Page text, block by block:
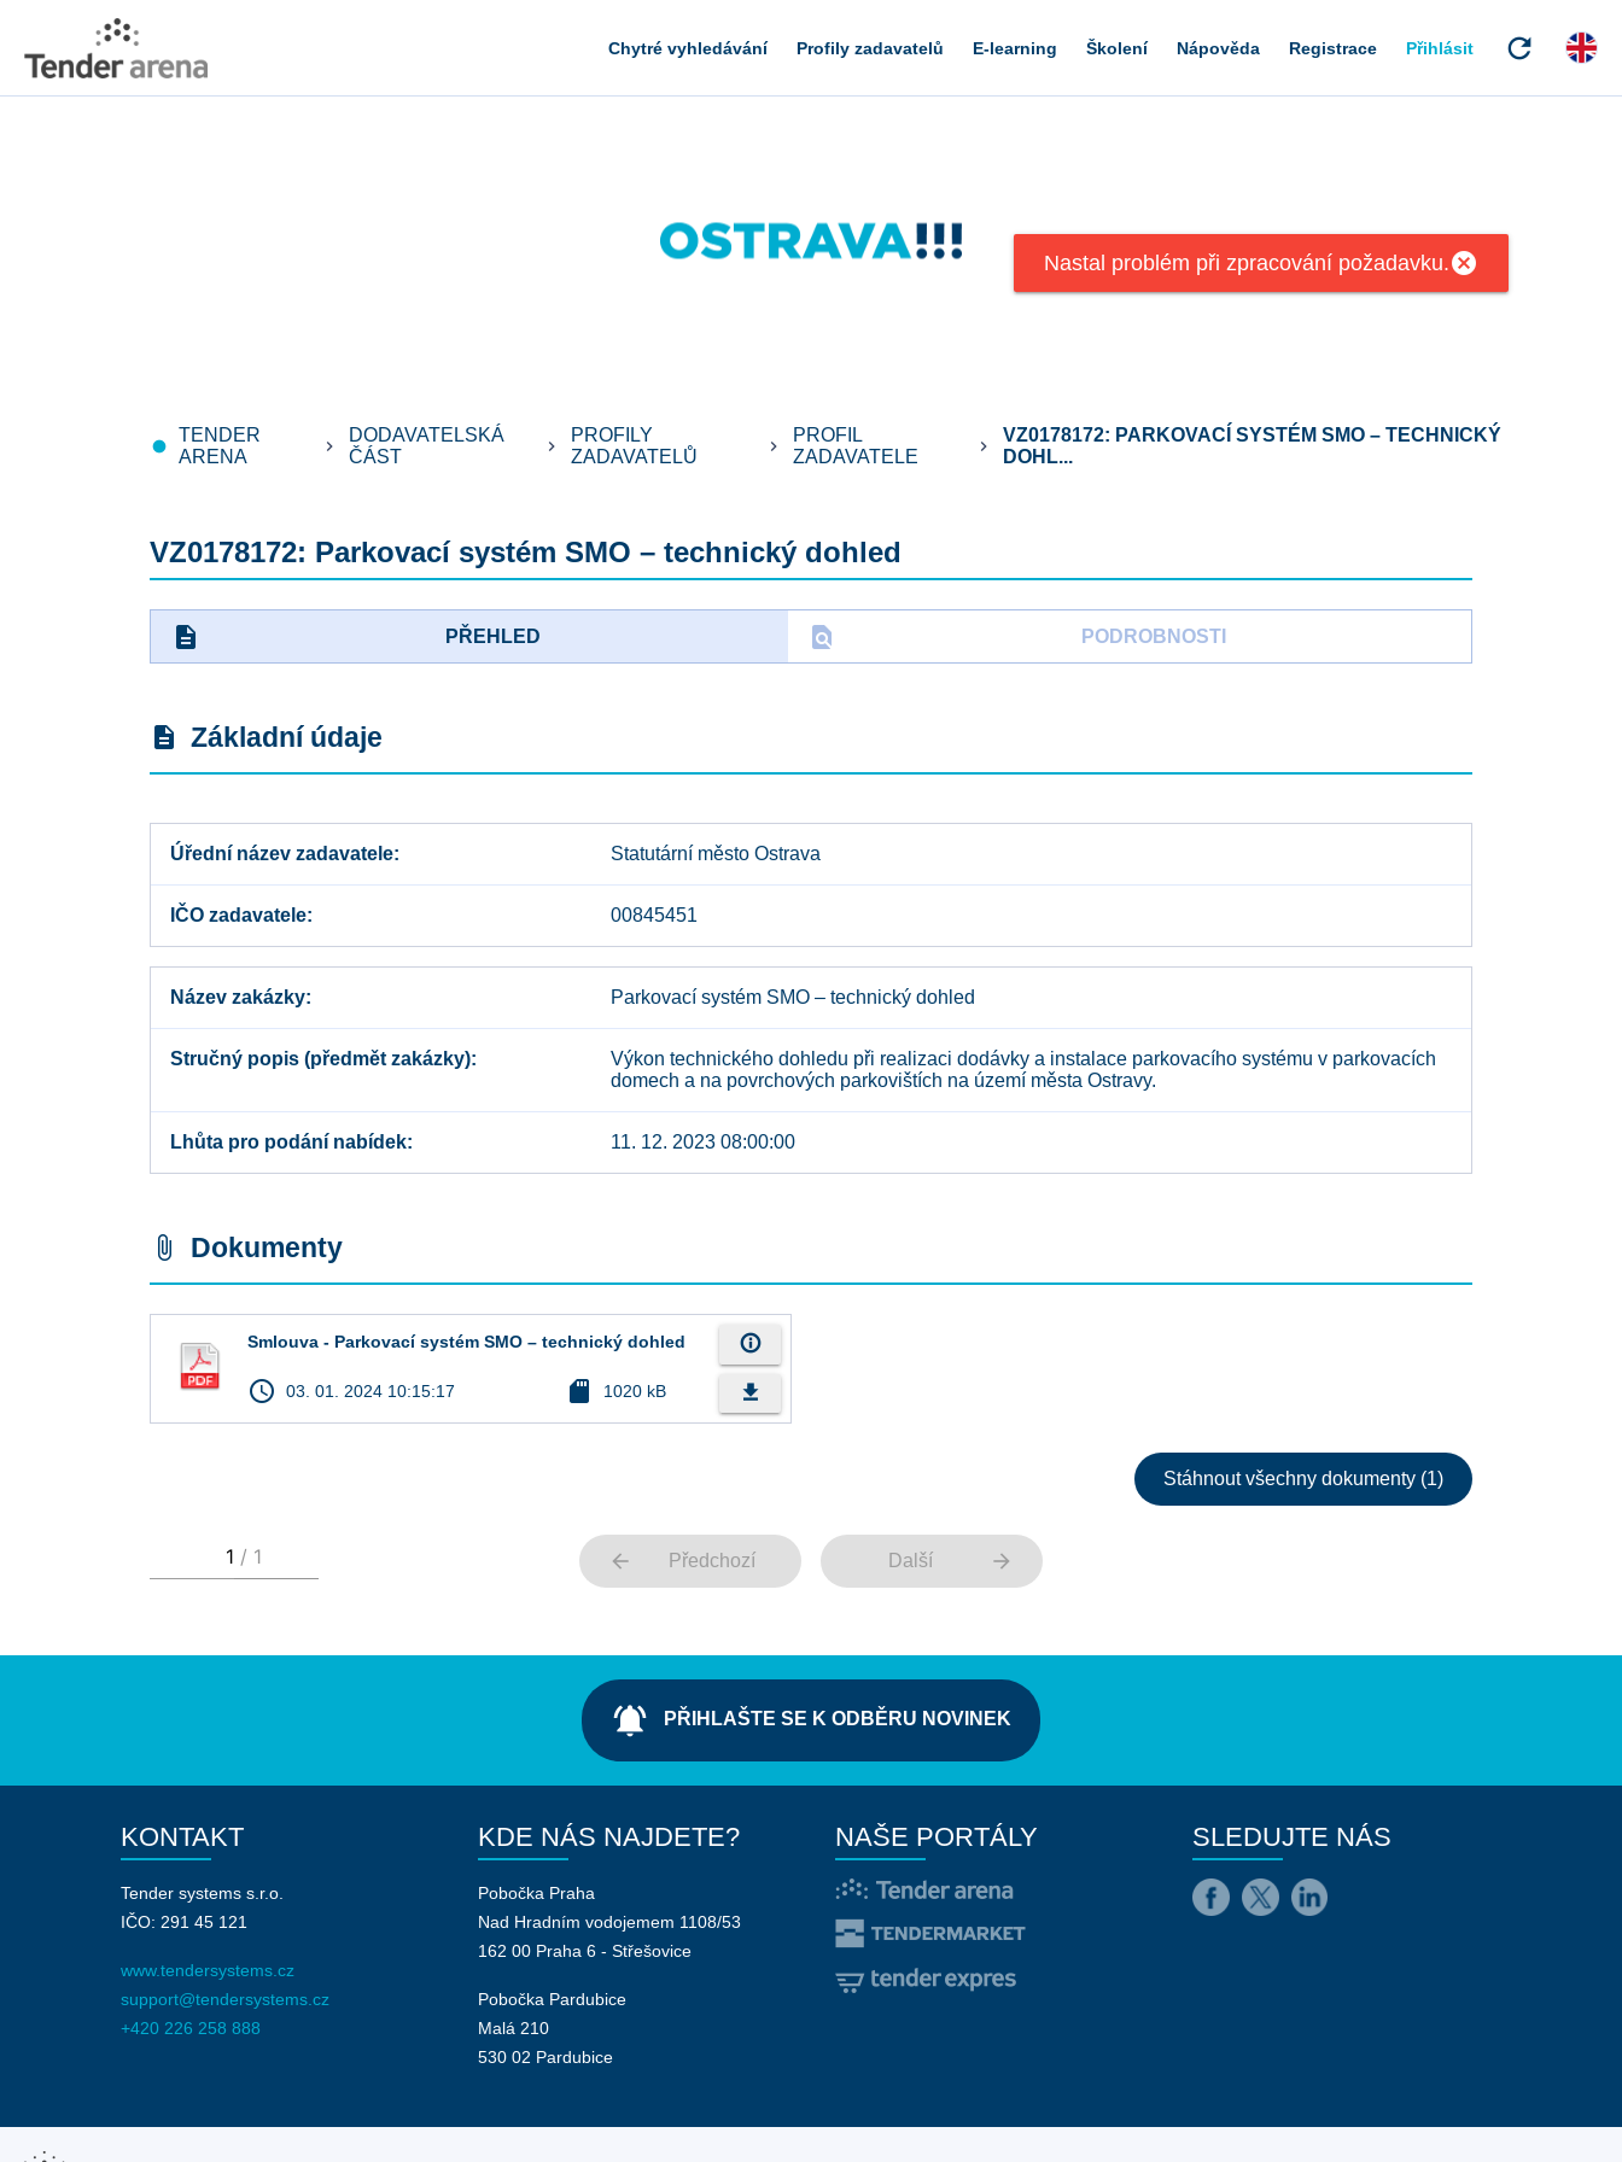
Chytré vyhledávání Profily zadavatelů E-learning Školení Nápověda Registrace Přihlásit refresh
fiber_manual_record
TENDER
ARENA
keyboard_arrow_right
DODAVATELSKÁ
ČÁST
keyboard_arrow_right
PROFILY
ZADAVATELŮ
keyboard_arrow_right
PROFIL
ZADAVATELE
keyboard_arrow_right
VZ0178172: PARKOVACÍ SYSTÉM SMO – TECHNICKÝ
DOHL...
VZ0178172: Parkovací systém SMO – technický dohled
description PŘEHLED find_in_page PODROBNOSTI
description Základní údaje
Úřední název zadavatele Statutární město Ostrava
IČO zadavatele 00845451
Název zakázky Parkovací systém SMO – technický dohled
Stručný popis (předmět zakázky)
Výkon technického dohledu při realizaci dodávky a instalace parkovacího systému v parkovacích
domech a na povrchových parkovištích na území města Ostravy.
Lhůta pro podání nabídek 11. 12. 2023 08:00:00
attach_file Dokumenty
Smlouva - Parkovací systém SMO – technický dohled
access_time 03. 01. 2024 10:15:17 sd_card 1020 kB
info_outline
file_download
Stáhnout všechny dokumenty (1)
arrow_back Předchozí Další arrow_forward
notifications_active PŘIHLAŠTE SE K ODBĚRU NOVINEK
KONTAKT
Tender systems s.r.o.
IČO: 291 45 121
www.tendersystems.cz
support@tendersystems.cz
+420 226 258 888
KDE NÁS NAJDETE?
Pobočka Praha
Nad Hradním vodojemem 1108/53
162 00 Praha 6 - Střešovice
Pobočka Pardubice
Malá 210
530 02 Pardubice
NAŠE PORTÁLY SLEDUJTE NÁS